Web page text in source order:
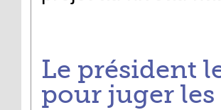
Le président
pour juger